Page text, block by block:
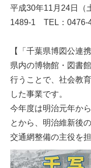
平成30年11月24日
1489-1 TEL：0476-
【「千葉県博図公連
県内の博物館・図書
行うことで、社会教
した事業です。
今年度は明治元年か
とから、明治維新後
交通網整備の主役を